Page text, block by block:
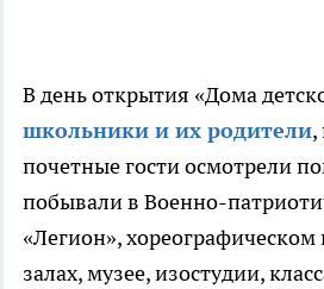
В день открытия «Дома
школьники и их родители,
почетные гости осмотрели
побывали в Военно-
«Легион»,
залах, музее, изостудии,